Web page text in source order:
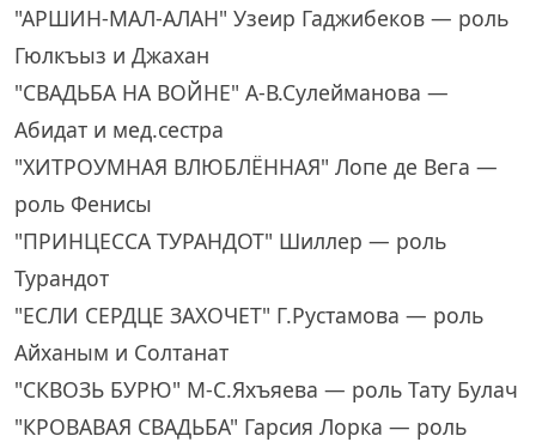
"АРШИН-МАЛ-АЛАН" Узеир Гаджибеков — роль
Гюлкъыз и Джахан
"СВАДЬБА НА ВОЙНЕ" А-В.Сулейманова —
Абидат и мед.сестра
"ХИТРОУМНАЯ ВЛЮБЛЁННАЯ" Лопе де Вега —
роль Фенисы
"ПРИНЦЕССА ТУРАНДОТ" Шиллер — роль
Турандот
"ЕСЛИ СЕРДЦЕ ЗАХОЧЕТ" Г.Рустамова — роль
Айханым и Солтанат
"СКВОЗЬ БУРЮ" М-С.Яхъяева — роль Тату Булач
"КРОВАВАЯ СВАДЬБА" Гарсия Лорка — роль